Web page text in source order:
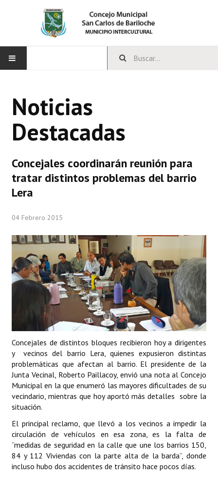
CONCEJO
Bloques Políticos
Comisiones Permanentes
Comisiones Especiales
LEGISLACIÓN
Constitución Nacional
Constitución Provincial
Carta Orgánica 2007
Reglamento Interno
Digesto
Organigrama
DOCUMENTOS
Proyectos Presentados
Dictámenes Asesoría Letrada
Noticias
Destacadas
Concejales coordinarán reunión para
tratar distintos problemas del barrio
Lera
04 Febrero 2015
Concejales de distintos bloques recibieron hoy a dirigentes
y vecinos del barrio Lera, quienes expusieron distintas
problemáticas que afectan al barrio. El presidente de la
Junta Vecinal, Roberto Paillacoy, envió una nota al Concejo
Municipal en la que enumeró las mayores dificultades de su
vecindario, mientras que hoy aportó más detalles sobre la
situación.
El principal reclamo, que llevó a los vecinos a impedir la
circulación de vehículos en esa zona, es la falta de
“medidas de seguridad en la calle que une los barrios 150,
84 y 112 Viviendas con la parte alta de la barda”, donde
incluso hubo dos accidentes de tránsito hace pocos días.